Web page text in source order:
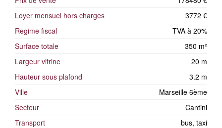
Loyer mensuel hors charges
3772 €
Regime fiscal
TVA à 20%
Surface totale
350 m²
Largeur vitrine
20 m
Hauteur sous plafond
3.2 m
Ville
Marseille 6ème
Secteur
Cantini
Transport
bus, taxi